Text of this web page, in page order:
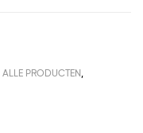
ALLE PRODUCTEN